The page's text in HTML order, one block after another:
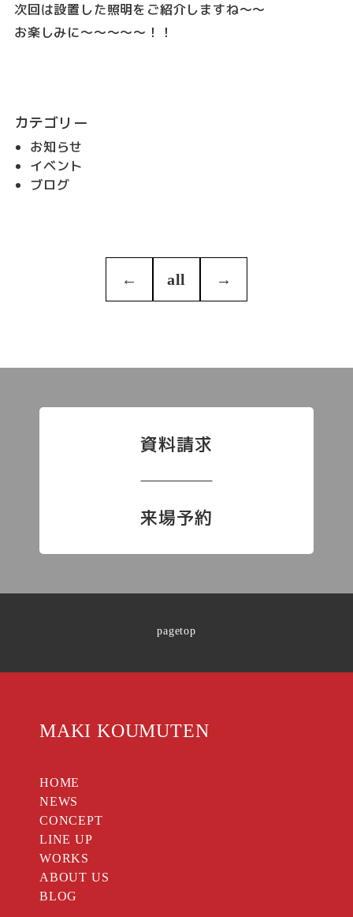
次回は設置した照明をご紹介しますね～～
お楽しみに～～～～～！！
カテゴリー
お知らせ
イベント
ブログ
← all →
資料請求
来場予約
pagetop
MAKI KOUMUTEN
HOME
NEWS
CONCEPT
LINE UP
WORKS
ABOUT US
BLOG